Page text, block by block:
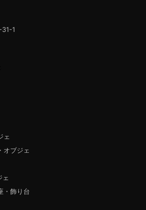
1
ェ
オブジェ
ェ
・飾り台